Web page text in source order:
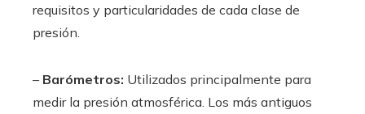
requisitos y particularidades de cada clase de
presión.
– Barómetros: Utilizados principalmente para
medir la presión atmosférica. Los más antiguos